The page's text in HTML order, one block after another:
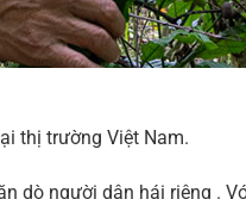
thị trường Việt Nam.
dò người dân hái riêng .